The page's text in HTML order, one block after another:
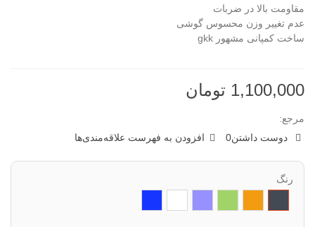
مقاومت بالا در ضربات
عدم تغییر وزن محسوس گوشی
ساخت کمپانی مشهور gkk
1,100,000 تومان
مرجع:
دوست داشتن0 افزودن به فهرست علاقه‌مندی‌ها
رنگ